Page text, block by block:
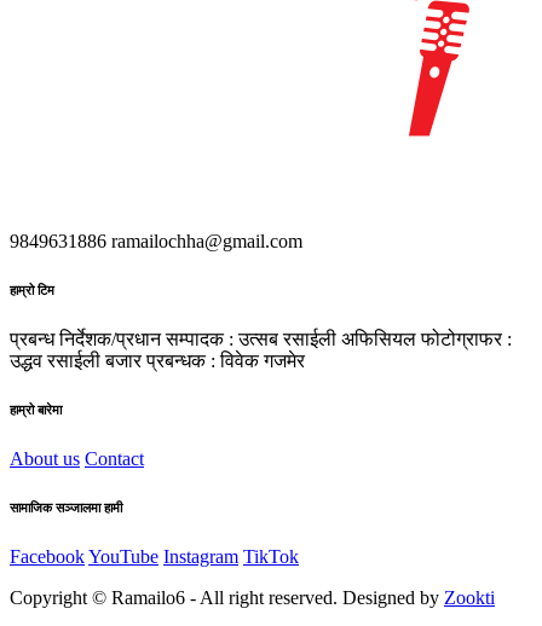
9849631886 ramailochha@gmail.com
हाम्रो टिम
प्रबन्ध निर्देशक/प्रधान सम्पादक : उत्सब रसाईली अफिसियल फोटोग्राफर :
उद्धव रसाईली बजार प्रबन्धक : विवेक गजमेर
हाम्रो बारेमा
About us Contact
सामाजिक सञ्जालमा हामी
FacebookYouTube Instagram TikTok
Copyright © Ramailo6 - All right reserved. Designed by Zookti